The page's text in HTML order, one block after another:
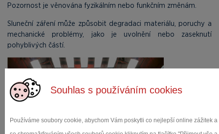
Souhlas s používáním cookies
Používáme soubory cookie, abychom Vám poskytli co nejlepší online zážitek
Pozornost je věnována fyzikálním nebo funkčním změnám.
Sluneční záření může způsobit degradaci materiálu, poruchy a
mechanické problémy, jako je uvolnění nebo zaseknutí
pohyblivých částí.